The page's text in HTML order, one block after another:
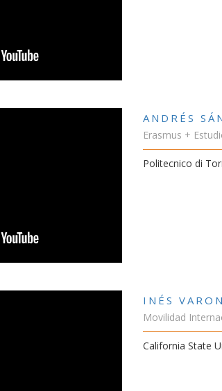
ANDRÉS
Erasmus +
Politecnico di
INÉS
Movilidad
California State